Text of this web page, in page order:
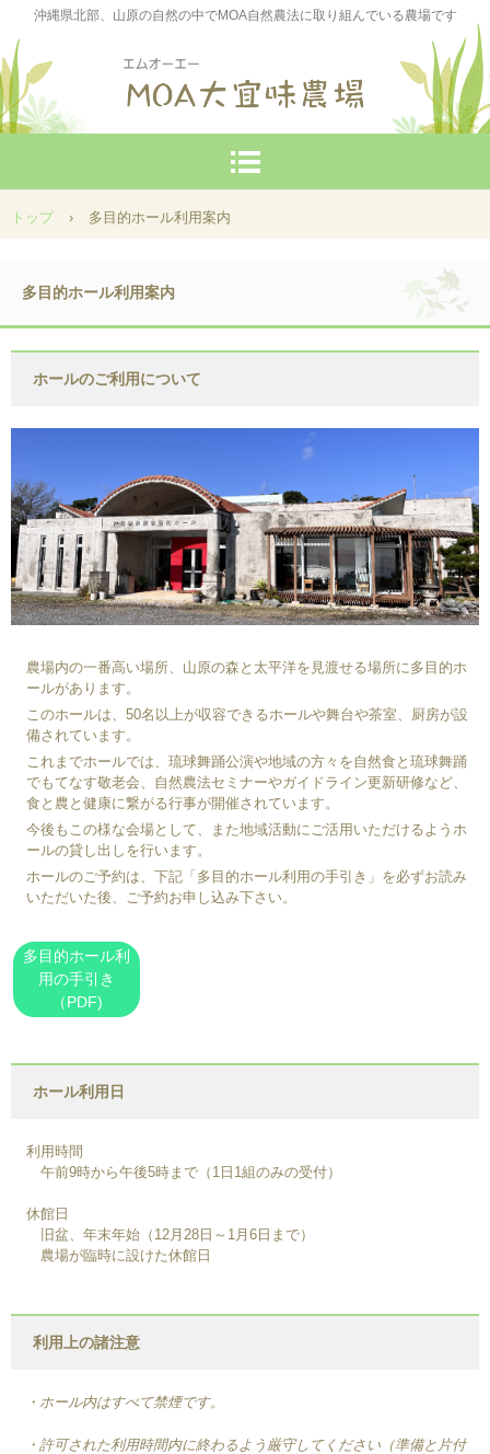
沖縄県北部、山原の自然の中でMOA自然農法に取り組んでいる農場です
トップ › 多目的ホール利用案内
多目的ホール利用案内
ホールのご利用について
農場内の一番高い場所、山原の森と太平洋を見渡せる場所に多目的ホ
ールがあります。
このホールは、50名以上が収容できるホールや舞台や茶室、厨房が設
備されています。
これまでホールでは、琉球舞踊公演や地域の方々を自然食と琉球舞踊
でもてなす敬老会、自然農法セミナーやガイドライン更新研修など、
食と農と健康に繋がる行事が開催されています。
今後もこの様な会場として、また地域活動にご活用いただけるようホ
ールの貸し出しを行います。
ホールのご予約は、下記「多目的ホール利用の手引き」を必ずお読み
いただいた後、ご予約お申し込み下さい。
多目的ホール利
用の手引き
（PDF)
ホール利用日
利用時間
午前9時から午後5時まで（1日1組のみの受付）
休館日
旧盆、年末年始（12月28日～1月6日まで）
農場が臨時に設けた休館日
利用上の諸注意
・ホール内はすべて禁煙です。
・許可された利用時間内に終わるよう厳守してください（準備と片付